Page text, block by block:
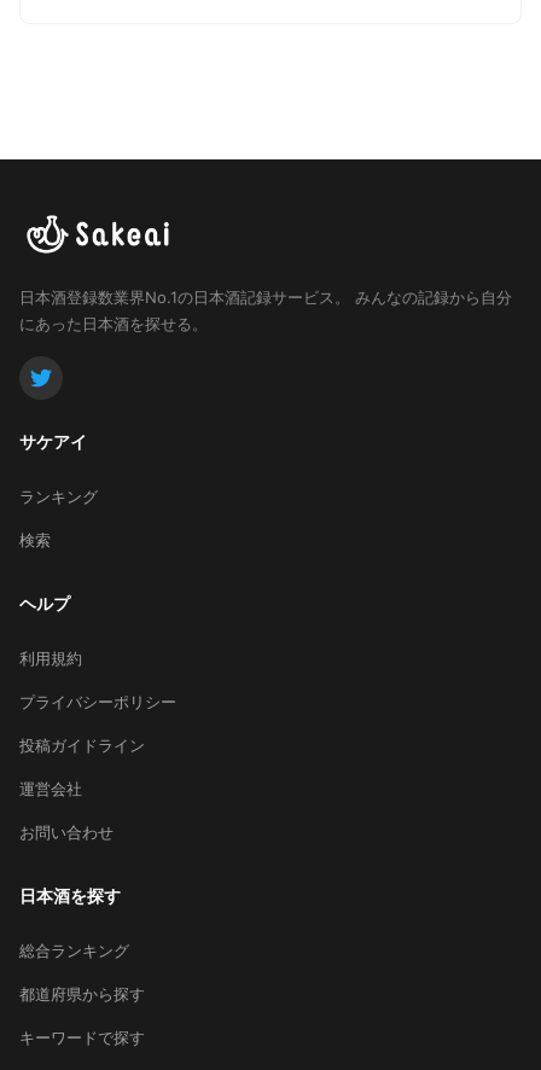
日本酒登録数業界No.1の日本酒記録サービス。
みんなの記録から自分
にあった日本酒を探せる。
サケアイ
ランキング
検索
ヘルプ
利用規約
プライバシーポリシー
投稿ガイドライン
運営会社
お問い合わせ
日本酒を探す
総合ランキング
都道府県から探す
キーワードで探す